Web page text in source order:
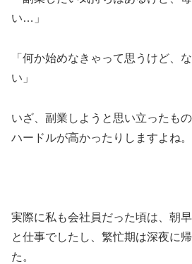
い…」
「何か始めなきゃって思うけど、
い」
いざ、副業しようと思い立ったも
ハードルが高かったりしますよね。
実際に私も会社員だった頃は、朝
と仕事でしたし、繁忙期は深夜に
た。